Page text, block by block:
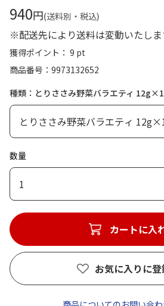
940円(送料別・税込)
※配送先により送料は変動いたしま
獲得ポイント： 9 pt
商品番号
9973132652
種類：とりささみ野菜バラエティ
数量
1
カートに入
お気に入りに登